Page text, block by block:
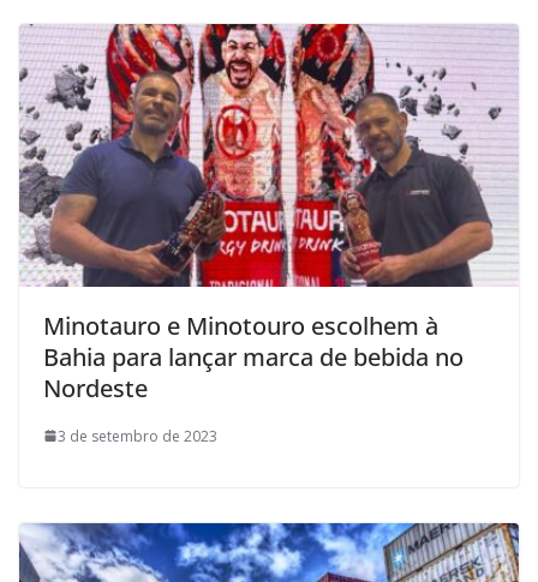
Minotauro e Minotouro escolhem à
Bahia para lançar marca de bebida no
Nordeste
3 de setembro de 2023